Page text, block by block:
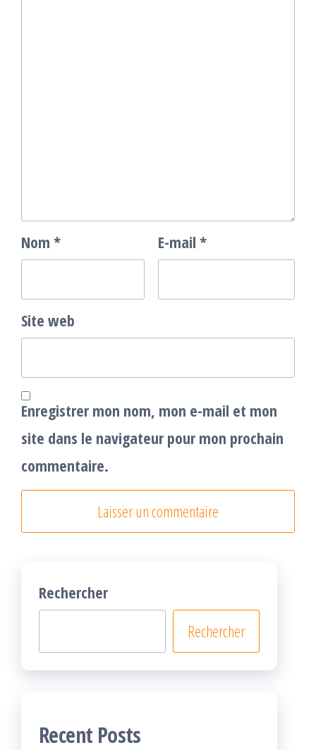
Nom * E-mail *
Site web
Enregistrer mon nom, mon e-mail et mon
site dans le navigateur pour mon prochain
commentaire.
Rechercher
Rechercher
Recent Posts